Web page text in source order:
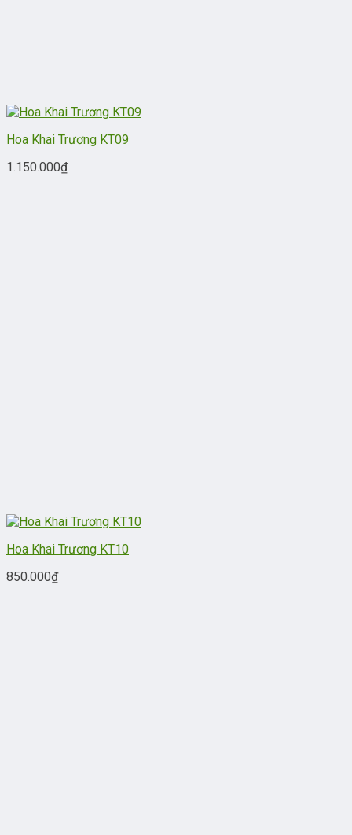
Hoa Khai Trương KT09
1.150.000₫
Hoa Khai Trương KT10
850.000₫